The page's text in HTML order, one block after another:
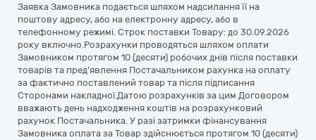
Заявка Замовника подається шляхом надсилання її на
поштову адресу, або на електронну адресу, або в
телефонному режимі. Строк поставки Товару: до 30.09.2026
року включно.Розрахунки проводяться шляхом оплати
Замовником протягом 10 (десяти) робочих днів після поставки
товарів та пред'явлення Постачальником рахунка на оплату
за фактично поставлений товар та після підписання
Сторонами накладної.Датою розрахунків за цим Договором
вважають день надходження коштів на розрахунковий
рахунок Постачальника. У разі затримки фінансування
Замовника оплата за Товар здійснюється протягом 10 (десяти)